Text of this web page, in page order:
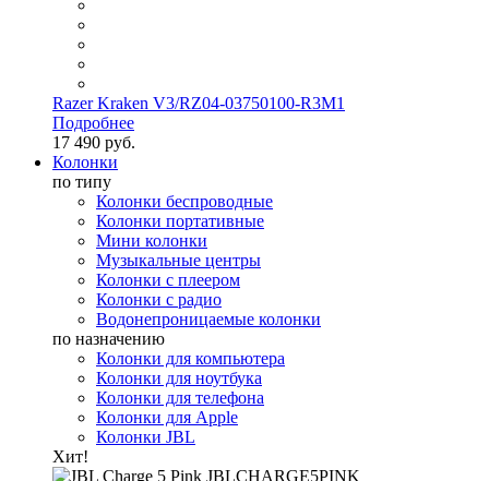
Razer Kraken V3/RZ04-03750100-R3M1
Подробнее
17 490 руб.
Колонки
по типу
Колонки беспроводные
Колонки портативные
Мини колонки
Музыкальные центры
Колонки с плеером
Колонки с радио
Водонепроницаемые колонки
по назначению
Колонки для компьютера
Колонки для ноутбука
Колонки для телефона
Колонки для Apple
Колонки JBL
Хит!